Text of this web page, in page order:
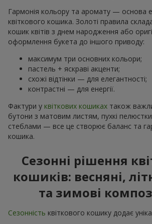
Гармонія кольору та аромату — основа
квіткового кошика. Золоті правила
кошик квітів з днем ​​народження або
оформлення букета до іншого приводу:
максимум три основних кольори;
пастель + яскраві акценти;
схожі відтінки — для елегантності;
контрастні — для енергії.
Фактури у квіткових кошиках також
бутони з матовим листям, пухкі
стеблами — все це створює баланс та
кошика.
Сезонні рішення
кошиків: весняні,
та зимові
Сезонність квіткового кошику додає